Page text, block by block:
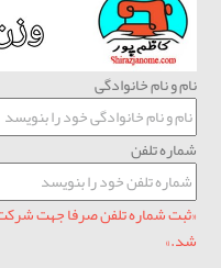
نام و نام خانوادگی
شماره تلفن
«ثبت شماره تلفن صرفا جهت
شد.»